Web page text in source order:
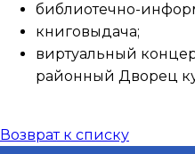
библиотечно-
книговыдача;
виртуальный
районный Дворец
Возврат к списку